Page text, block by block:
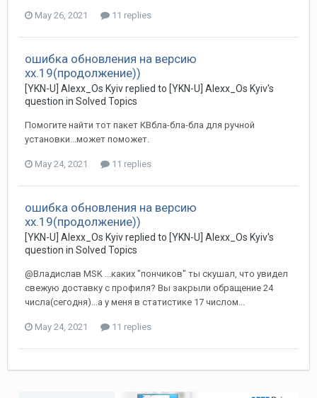
May 26, 2021 11 replies
ошибка обновления на версию
хх.19(продолжение))
[YKN-U] Alexx_Os Kyiv replied to [YKN-U] Alexx_Os Kyiv's
question in Solved Topics
Помогите найти тот пакет КВбла-бла-бла для ручной
установки...может поможет.
May 24, 2021 11 replies
ошибка обновления на версию
хх.19(продолжение))
[YKN-U] Alexx_Os Kyiv replied to [YKN-U] Alexx_Os Kyiv's
question in Solved Topics
@Владислав MSK ...каких "пончиков" ты скушал, что увидел
свежую доставку с профиля? Вы закрыли обращение 24
числа(сегодня)...а у меня в статистике 17 числом...
May 24, 2021 11 replies